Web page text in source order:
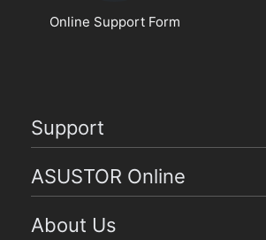
Online Support Form
Support
ASUSTOR Online
About Us